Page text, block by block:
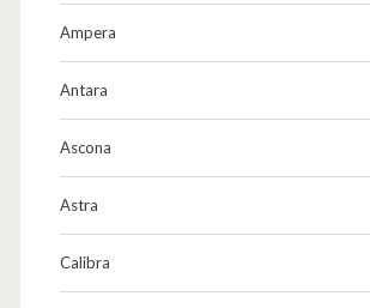
Ampera
Antara
Ascona
Astra
Calibra